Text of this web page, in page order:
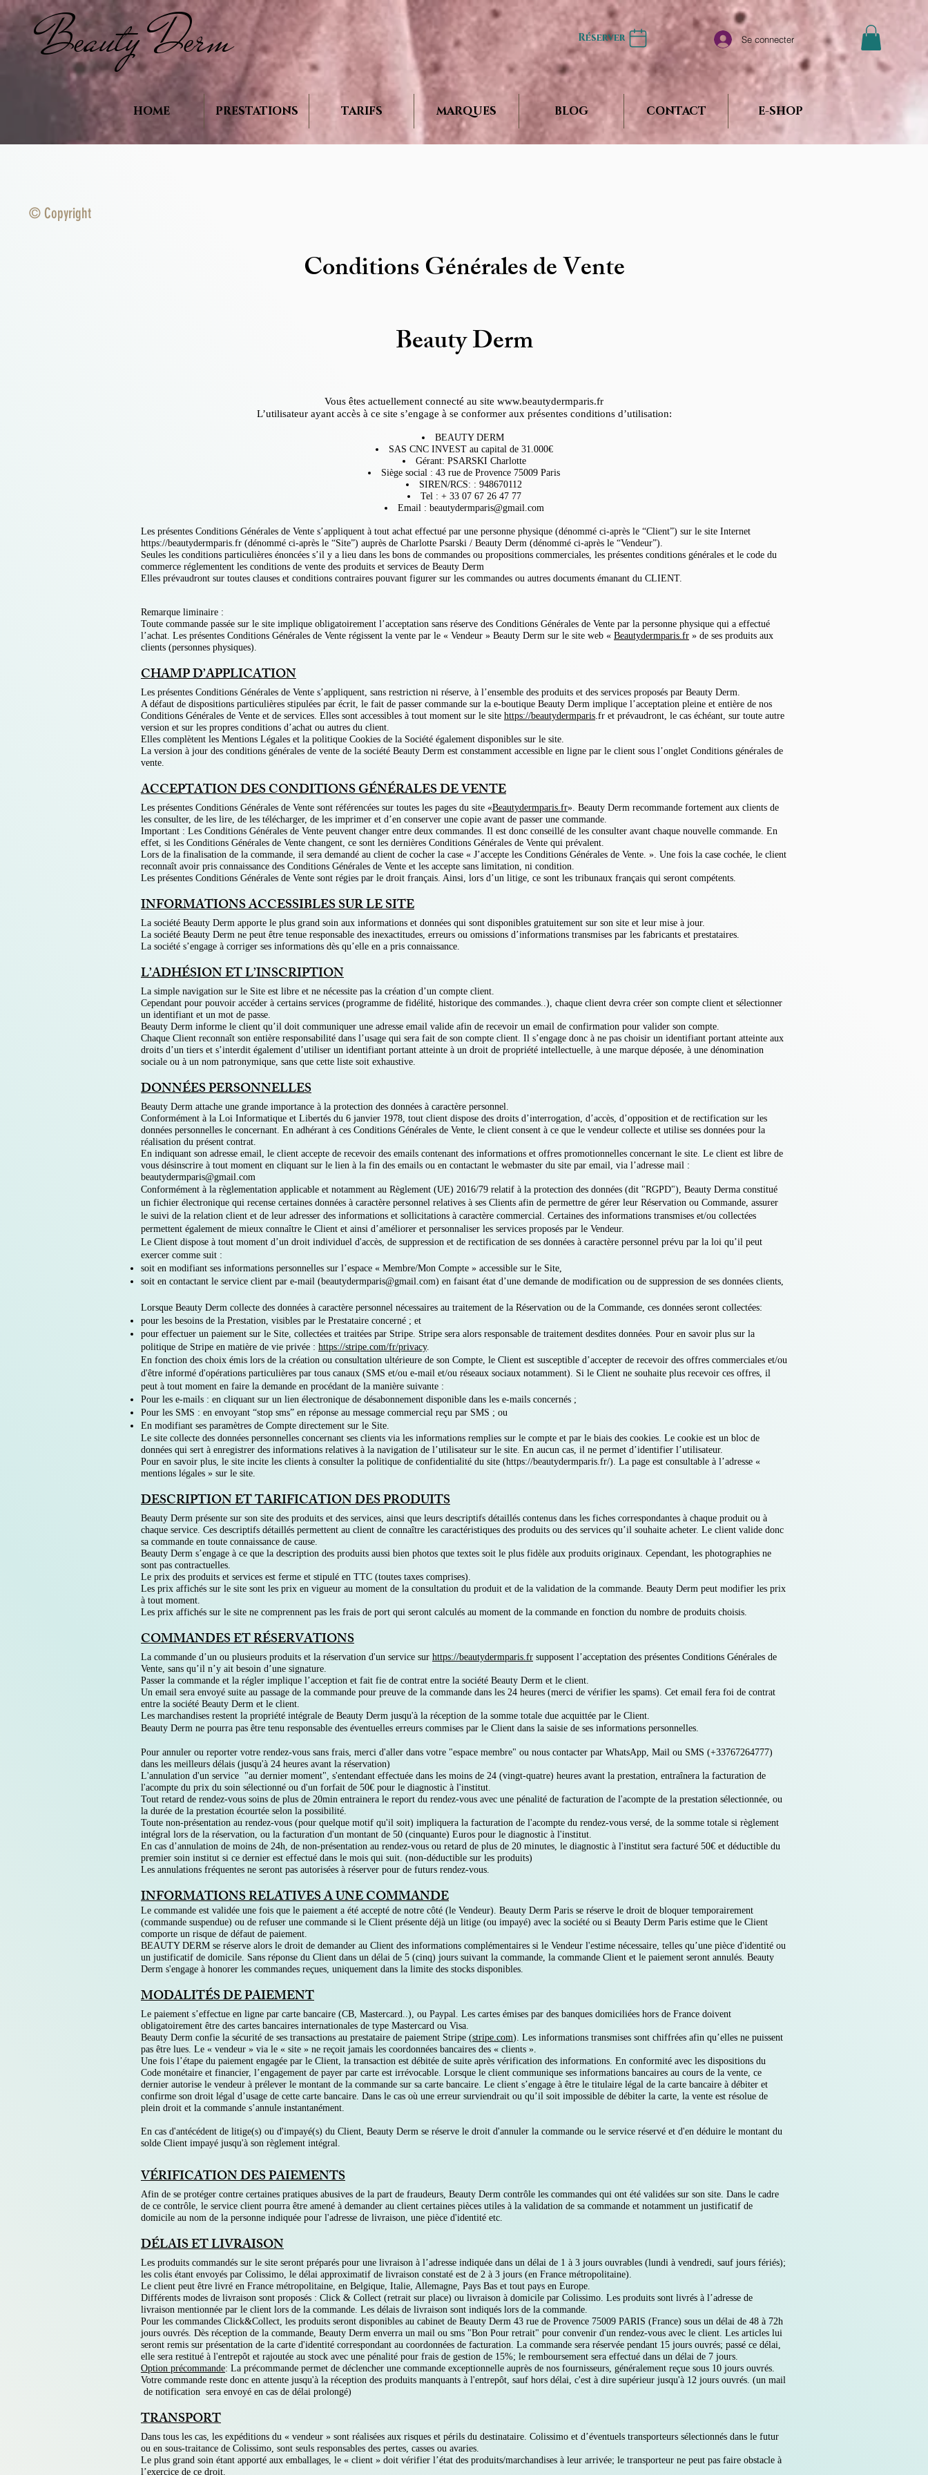
Beauty Derm Réserver Se connecter
HOME PRESTATIONS TARIFS MARQUES BLOG CONTACT E-SHOP
Conditions Générales de Vente
Beauty Derm
Vous êtes actuellement connecté au site www.beautydermparis.fr
L’utilisateur ayant accès à ce site s’engage à se conformer aux présentes conditions d’utilisation:
BEAUTY DERM
SAS CNC INVEST au capital de 31.000€
Gérant: PSARSKI Charlotte
Siège social : 43 rue de Provence 75009 Paris
SIREN/RCS: : 948670112
Tel : + 33 07 67 26 47 77
Email : beautydermparis@gmail.com
Les présentes Conditions Générales de Vente s’appliquent à tout achat effectué par une personne physique (dénommé ci-après le “Client”) sur le site Internet
https://beautydermparis.fr (dénommé ci-après le “Site”) auprès de Charlotte Psarski / Beauty Derm (dénommé ci-après le “Vendeur”).
Seules les conditions particulières énoncées s’il y a lieu dans les bons de commandes ou propositions commerciales, les présentes conditions générales et le code du
commerce réglementent les conditions de vente des produits et services de Beauty Derm
Elles prévaudront sur toutes clauses et conditions contraires pouvant figurer sur les commandes ou autres documents émanant du CLIENT.
Remarque liminaire :
Toute commande passée sur le site implique obligatoirement l’acceptation sans réserve des Conditions Générales de Vente par la personne physique qui a effectué
l’achat. Les présentes Conditions Générales de Vente régissent la vente par le « Vendeur » Beauty Derm sur le site web « Beautydermparis.fr » de ses produits aux
clients (personnes physiques).
CHAMP D’APPLICATION
Les présentes Conditions Générales de Vente s’appliquent, sans restriction ni réserve, à l’ensemble des produits et des services proposés par Beauty Derm.
A défaut de dispositions particulières stipulées par écrit, le fait de passer commande sur la e-boutique Beauty Derm implique l’acceptation pleine et entière de nos
Conditions Générales de Vente et de services. Elles sont accessibles à tout moment sur le site https://beautydermparis.fr et prévaudront, le cas échéant, sur toute autre
version et sur les propres conditions d’achat ou autres du client.
Elles complètent les Mentions Légales et la politique Cookies de la Société également disponibles sur le site.
La version à jour des conditions générales de vente de la société Beauty Derm est constamment accessible en ligne par le client sous l’onglet Conditions générales de
vente.
ACCEPTATION DES CONDITIONS GÉNÉRALES DE VENTE
Les présentes Conditions Générales de Vente sont référencées sur toutes les pages du site «Beautydermparis.fr». Beauty Derm recommande fortement aux clients de
les consulter, de les lire, de les télécharger, de les imprimer et d’en conserver une copie avant de passer une commande.
Important : Les Conditions Générales de Vente peuvent changer entre deux commandes. Il est donc conseillé de les consulter avant chaque nouvelle commande. En
effet, si les Conditions Générales de Vente changent, ce sont les dernières Conditions Générales de Vente qui prévalent.
Lors de la finalisation de la commande, il sera demandé au client de cocher la case « J’accepte les Conditions Générales de Vente. ». Une fois la case cochée, le client
reconnaît avoir pris connaissance des Conditions Générales de Vente et les accepte sans limitation, ni condition.
Les présentes Conditions Générales de Vente sont régies par le droit français. Ainsi, lors d’un litige, ce sont les tribunaux français qui seront compétents.
INFORMATIONS ACCESSIBLES SUR LE SITE
La société Beauty Derm apporte le plus grand soin aux informations et données qui sont disponibles gratuitement sur son site et leur mise à jour.
La société Beauty Derm ne peut être tenue responsable des inexactitudes, erreurs ou omissions d’informations transmises par les fabricants et prestataires.
La société s’engage à corriger ses informations dès qu’elle en a pris connaissance.
L’ADHÉSION ET L’INSCRIPTION
La simple navigation sur le Site est libre et ne nécessite pas la création d’un compte client.
Cependant pour pouvoir accéder à certains services (programme de fidélité, historique des commandes..), chaque client devra créer son compte client et sélectionner
un identifiant et un mot de passe.
Beauty Derm informe le client qu’il doit communiquer une adresse email valide afin de recevoir un email de confirmation pour valider son compte.
Chaque Client reconnaît son entière responsabilité dans l’usage qui sera fait de son compte client. Il s’engage donc à ne pas choisir un identifiant portant atteinte aux
droits d’un tiers et s’interdit également d’utiliser un identifiant portant atteinte à un droit de propriété intellectuelle, à une marque déposée, à une dénomination
sociale ou à un nom patronymique, sans que cette liste soit exhaustive.
DONNÉES PERSONNELLES
Beauty Derm attache une grande importance à la protection des données à caractère personnel.
Conformément à la Loi Informatique et Libertés du 6 janvier 1978, tout client dispose des droits d’interrogation, d’accès, d’opposition et de rectification sur les
données personnelles le concernant. En adhérant à ces Conditions Générales de Vente, le client consent à ce que le vendeur collecte et utilise ses données pour la
réalisation du présent contrat.
En indiquant son adresse email, le client accepte de recevoir des emails contenant des informations et offres promotionnelles concernant le site. Le client est libre de
vous désinscrire à tout moment en cliquant sur le lien à la fin des emails ou en contactant le webmaster du site par email, via l’adresse mail :
beautydermparis@gmail.com
Conformément à la règlementation applicable et notamment au Règlement (UE) 2016/79 relatif à la protection des données (dit "RGPD"), Beauty Derma constitué
un fichier électronique qui recense certaines données à caractère personnel relatives à ses Clients afin de permettre de gérer leur Réservation ou Commande, assurer
le suivi de la relation client et de leur adresser des informations et sollicitations à caractère commercial. Certaines des informations transmises et/ou collectées
permettent également de mieux connaître le Client et ainsi d’améliorer et personnaliser les services proposés par le Vendeur.
Le Client dispose à tout moment d’un droit individuel d'accès, de suppression et de rectification de ses données à caractère personnel prévu par la loi qu’il peut
exercer comme suit :
soit en modifiant ses informations personnelles sur l’espace « Membre/Mon Compte » accessible sur le Site,
soit en contactant le service client par e-mail (beautydermparis@gmail.com) en faisant état d’une demande de modification ou de suppression de ses données clients,
Lorsque Beauty Derm collecte des données à caractère personnel nécessaires au traitement de la Réservation ou de la Commande, ces données seront collectées:
pour les besoins de la Prestation, visibles par le Prestataire concerné ; et
pour effectuer un paiement sur le Site, collectées et traitées par Stripe. Stripe sera alors responsable de traitement desdites données. Pour en savoir plus sur la
politique de Stripe en matière de vie privée : https://stripe.com/fr/privacy.
En fonction des choix émis lors de la création ou consultation ultérieure de son Compte, le Client est susceptible d’accepter de recevoir des offres commerciales et/ou
d'être informé d'opérations particulières par tous canaux (SMS et/ou e-mail et/ou réseaux sociaux notamment). Si le Client ne souhaite plus recevoir ces offres, il
peut à tout moment en faire la demande en procédant de la manière suivante :
Pour les e-mails : en cliquant sur un lien électronique de désabonnement disponible dans les e-mails concernés ;
Pour les SMS : en envoyant “stop sms” en réponse au message commercial reçu par SMS ; ou
En modifiant ses paramètres de Compte directement sur le Site.
Le site collecte des données personnelles concernant ses clients via les informations remplies sur le compte et par le biais des cookies. Le cookie est un bloc de
données qui sert à enregistrer des informations relatives à la navigation de l’utilisateur sur le site. En aucun cas, il ne permet d’identifier l’utilisateur.
Pour en savoir plus, le site incite les clients à consulter la politique de confidentialité du site (https://beautydermparis.fr/). La page est consultable à l’adresse «
mentions légales » sur le site.
DESCRIPTION ET TARIFICATION DES PRODUITS
Beauty Derm présente sur son site des produits et des services, ainsi que leurs descriptifs détaillés contenus dans les fiches correspondantes à chaque produit ou à
chaque service. Ces descriptifs détaillés permettent au client de connaître les caractéristiques des produits ou des services qu’il souhaite acheter. Le client valide donc
sa commande en toute connaissance de cause.
Beauty Derm s’engage à ce que la description des produits aussi bien photos que textes soit le plus fidèle aux produits originaux. Cependant, les photographies ne
sont pas contractuelles.
Le prix des produits et services est ferme et stipulé en TTC (toutes taxes comprises).
Les prix affichés sur le site sont les prix en vigueur au moment de la consultation du produit et de la validation de la commande. Beauty Derm peut modifier les prix
à tout moment.
Les prix affichés sur le site ne comprennent pas les frais de port qui seront calculés au moment de la commande en fonction du nombre de produits choisis.
COMMANDES ET RÉSERVATIONS
La commande d’un ou plusieurs produits et la réservation d'un service sur https://beautydermparis.fr supposent l’acceptation des présentes Conditions Générales de
Vente, sans qu’il n’y ait besoin d’une signature.
Passer la commande et la régler implique l’acception et fait fie de contrat entre la société Beauty Derm et le client.
Un email sera envoyé suite au passage de la commande pour preuve de la commande dans les 24 heures (merci de vérifier les spams). Cet email fera foi de contrat
entre la société Beauty Derm et le client.
Les marchandises restent la propriété intégrale de Beauty Derm jusqu'à la réception de la somme totale due acquittée par le Client.
Beauty Derm ne pourra pas être tenu responsable des éventuelles erreurs commises par le Client dans la saisie de ses informations personnelles.
Pour annuler ou reporter votre rendez-vous sans frais, merci d'aller dans votre "espace membre" ou nous contacter par WhatsApp, Mail ou SMS (+33767264777)
dans les meilleurs délais (jusqu'à 24 heures avant la réservation)
L'annulation d'un service "au dernier moment", s'entendant effectuée dans les moins de 24 (vingt-quatre) heures avant la prestation, entraînera la facturation de
l'acompte du prix du soin sélectionné ou d'un forfait de 50€ pour le diagnostic à l'institut.
Tout retard de rendez-vous soins de plus de 20min entrainera le report du rendez-vous avec une pénalité de facturation de l'acompte de la prestation sélectionnée, ou
la durée de la prestation écourtée selon la possibilité.
Toute non-présentation au rendez-vous (pour quelque motif qu'il soit) impliquera la facturation de l'acompte du rendez-vous versé, de la somme totale si règlement
intégral lors de la réservation, ou la facturation d'un montant de 50 (cinquante) Euros pour le diagnostic à l'institut.
En cas d’annulation de moins de 24h, de non-présentation au rendez-vous ou retard de plus de 20 minutes, le diagnostic à l'institut sera facturé 50€ et déductible du
premier soin institut si ce dernier est effectué dans le mois qui suit. (non-déductible sur les produits)
Les annulations fréquentes ne seront pas autorisées à réserver pour de futurs rendez-vous.
INFORMATIONS RELATIVES A UNE COMMANDE
Le commande est validée une fois que le paiement a été accepté de notre côté (le Vendeur). Beauty Derm Paris se réserve le droit de bloquer temporairement
(commande suspendue) ou de refuser une commande si le Client présente déjà un litige (ou impayé) avec la société ou si Beauty Derm Paris estime que le Client
comporte un risque de défaut de paiement.
BEAUTY DERM se réserve alors le droit de demander au Client des informations complémentaires si le Vendeur l'estime nécessaire, telles qu’une pièce d'identité ou
un justificatif de domicile. Sans réponse du Client dans un délai de 5 (cinq) jours suivant la commande, la commande Client et le paiement seront annulés. Beauty
Derm s'engage à honorer les commandes reçues, uniquement dans la limite des stocks disponibles.
MODALITÉS DE PAIEMENT
Le paiement s’effectue en ligne par carte bancaire (CB, Mastercard..), ou Paypal. Les cartes émises par des banques domiciliées hors de France doivent
obligatoirement être des cartes bancaires internationales de type Mastercard ou Visa.
Beauty Derm confie la sécurité de ses transactions au prestataire de paiement Stripe (stripe.com). Les informations transmises sont chiffrées afin qu’elles ne puissent
pas être lues. Le « vendeur » via le « site » ne reçoit jamais les coordonnées bancaires des « clients ».
Une fois l’étape du paiement engagée par le Client, la transaction est débitée de suite après vérification des informations. En conformité avec les dispositions du
Code monétaire et financier, l’engagement de payer par carte est irrévocable. Lorsque le client communique ses informations bancaires au cours de la vente, ce
dernier autorise le vendeur à prélever le montant de la commande sur sa carte bancaire. Le client s’engage à être le titulaire légal de la carte bancaire à débiter et
confirme son droit légal d’usage de cette carte bancaire. Dans le cas où une erreur surviendrait ou qu’il soit impossible de débiter la carte, la vente est résolue de
plein droit et la commande s’annule instantanément.
En cas d'antécédent de litige(s) ou d'impayé(s) du Client, Beauty Derm se réserve le droit d'annuler la commande ou le service réservé et d'en déduire le montant du
solde Client impayé jusqu'à son règlement intégral.
VÉRIFICATION DES PAIEMENTS
Afin de se protéger contre certaines pratiques abusives de la part de fraudeurs, Beauty Derm contrôle les commandes qui ont été validées sur son site. Dans le cadre
de ce contrôle, le service client pourra être amené à demander au client certaines pièces utiles à la validation de sa commande et notamment un justificatif de
domicile au nom de la personne indiquée pour l'adresse de livraison, une pièce d'identité etc.
DÉLAIS ET LIVRAISON
Les produits commandés sur le site seront préparés pour une livraison à l’adresse indiquée dans un délai de 1 à 3 jours ouvrables (lundi à vendredi, sauf jours fériés);
les colis étant envoyés par Colissimo, le délai approximatif de livraison constaté est de 2 à 3 jours (en France métropolitaine).
Le client peut être livré en France métropolitaine, en Belgique, Italie, Allemagne, Pays Bas et tout pays en Europe.
Différents modes de livraison sont proposés : Click & Collect (retrait sur place) ou livraison à domicile par Colissimo. Les produits sont livrés à l’adresse de
livraison mentionnée par le client lors de la commande. Les délais de livraison sont indiqués lors de la commande.
Pour les commandes Click&Collect, les produits seront disponibles au cabinet de Beauty Derm 43 rue de Provence 75009 PARIS (France) sous un délai de 48 à 72h
jours ouvrés. Dès réception de la commande, Beauty Derm enverra un mail ou sms "Bon Pour retrait" pour convenir d'un rendez-vous avec le client. Les articles lui
seront remis sur présentation de la carte d'identité correspondant au coordonnées de facturation. La commande sera réservée pendant 15 jours ouvrés; passé ce délai,
elle sera restitué à l'entrepôt et rajoutée au stock avec une pénalité pour frais de gestion de 15%; le remboursement sera effectué dans un délai de 7 jours.
Option précommande: La précommande permet de déclencher une commande exceptionnelle auprès de nos fournisseurs, généralement reçue sous 10 jours ouvrés.
Votre commande reste donc en attente jusqu'à la réception des produits manquants à l'entrepôt, sauf hors délai, c'est à dire supérieur jusqu'à 12 jours ouvrés. (un mail
de notification sera envoyé en cas de délai prolongé)
TRANSPORT
Dans tous les cas, les expéditions du « vendeur » sont réalisées aux risques et périls du destinataire. Colissimo et d’éventuels transporteurs sélectionnés dans le futur
ou en sous-traitance de Colissimo, sont seuls responsables des pertes, casses ou avaries.
Le plus grand soin étant apporté aux emballages, le « client » doit vérifier l’état des produits/marchandises à leur arrivée; le transporteur ne peut pas faire obstacle à
l’exercice de ce droit.
© Copyright